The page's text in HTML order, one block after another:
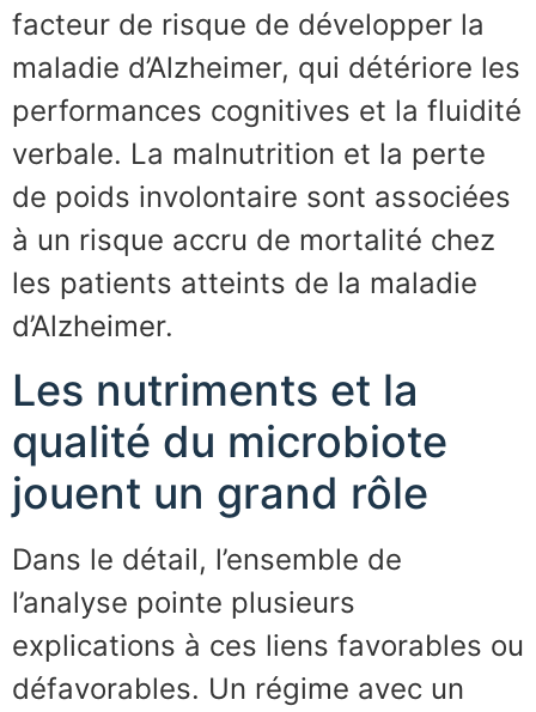
facteur de risque de développer la
maladie d’Alzheimer, qui détériore les
performances cognitives et la fluidité
verbale. La malnutrition et la perte
de poids involontaire sont associées
à un risque accru de mortalité chez
les patients atteints de la maladie
d’Alzheimer.
Les nutriments et la
qualité du microbiote
jouent un grand rôle
Dans le détail, l’ensemble de
l’analyse pointe plusieurs
explications à ces liens favorables ou
défavorables. Un régime avec un